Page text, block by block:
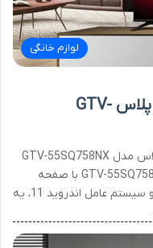
لوازم خانگی
بررسی تلویزیون هوشمند جی پلاس GTV-
بررسی تلویزیون ال ای دی هوشمند جی پلاس مدل GTV-55SQ758NX
سایز 55 اینچ تلویزیون جی پلاس مدل GTV-55SQ758NX با صفحه
نمایش 55 اینچ QLED، کیفیت تصویر 4K و سیستم عامل اندروید 11، یه